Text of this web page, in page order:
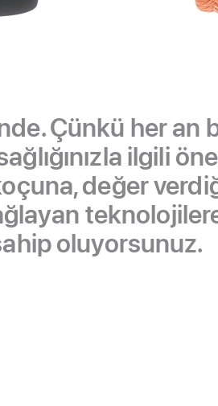
Çünkü her an
ilgili
değer
oluyorsunuz.